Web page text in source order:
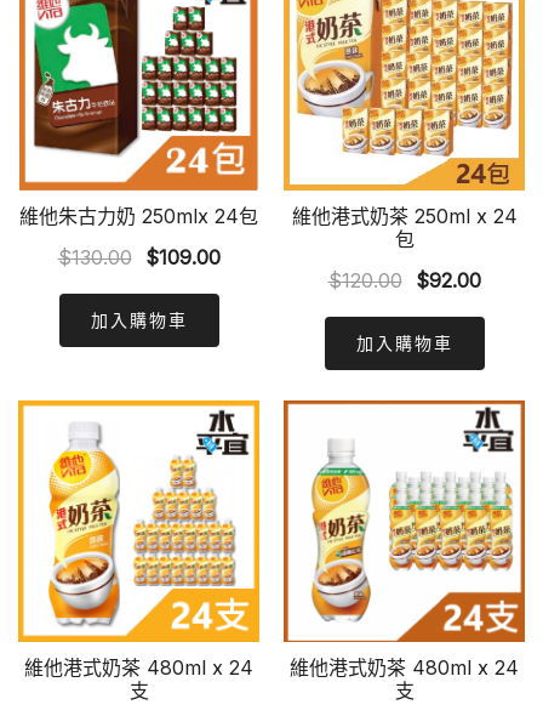
維他朱古力奶 250mlx 24包
$130.00
Original
was:
$130.00.
$109.00Current
$109.00.
加入購物車
維他港式奶茶 250ml x 24
包
$120.00
Original
was:
$120.00.
$92.00
加入購物車
維他港式奶茶 480ml x 24
支
維他港式奶茶 480ml x 24
支